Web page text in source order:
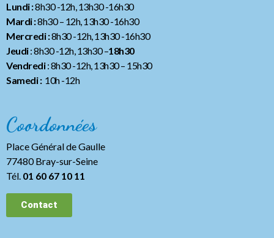
Lundi :8h30 -12h, 13h30 -16h30
Mardi :8h30 – 12h, 13h30 -16h30
Mercredi :8h30 -12h, 13h30 -16h30
Jeudi: 8h30 -12h, 13h30 –18h30
Vendredi: 8h30 -12h, 13h30– 15h30
Samedi :10h -12h
Coordonnées
Place Général de Gaulle
77480 Bray-sur-Seine
Tél. 01 60 67 10 11
Contact